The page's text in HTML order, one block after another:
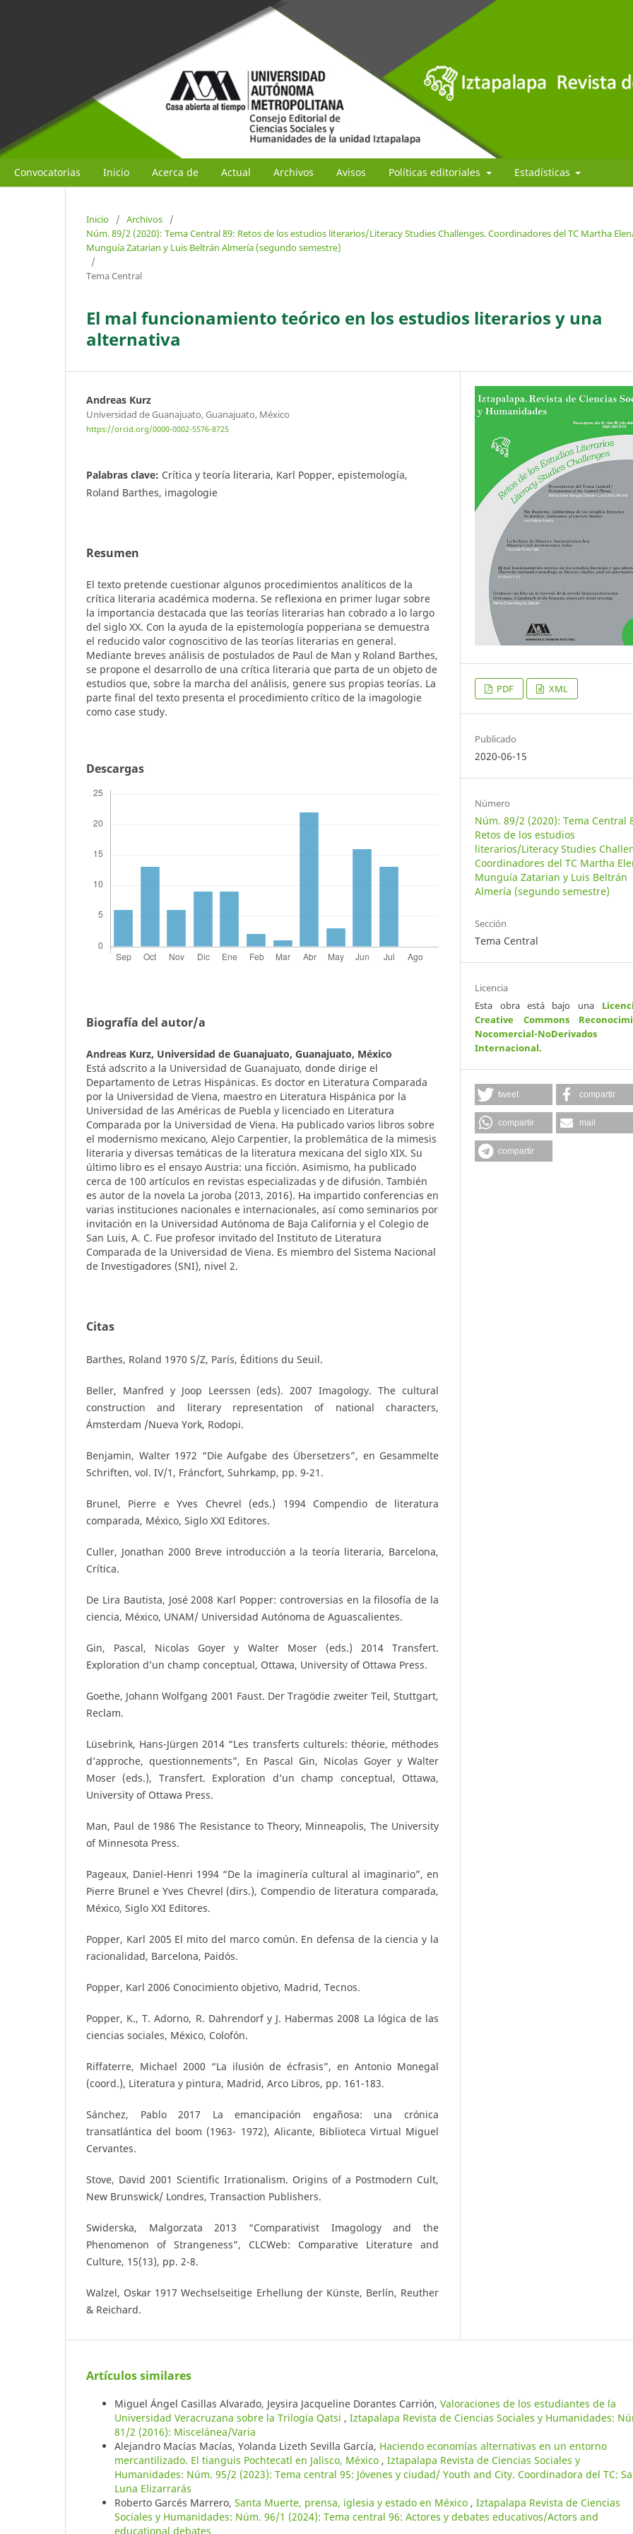
Convocatorias Inicio Acerca de Actual Archivos Avisos Políticas editoriales Estadísticas
Inicio / Archivos
/
Núm. 89/2 (2020): Tema Central 89: Retos de los estudios literarios/Literacy Studies Challenges. Coordinadores del TC Martha
Munguía Zatarian y Luis Beltrán Almería (segundo semestre)
/
Tema Central
El mal funcionamiento teórico en los estudios literarios y una
alternativa
Andreas Kurz
Universidad de Guanajuato, Guanajuato, México
https://orcid.org/0000-0002-5576-8725
Palabras clave: Crítica y teoría literaria, Karl Popper, epistemología,
Roland Barthes, imagologie
Resumen
El texto pretende cuestionar algunos procedimientos analíticos de la
crítica literaria académica moderna. Se reflexiona en primer lugar sobre
la importancia destacada que las teorías literarias han cobrado a lo largo
del siglo XX. Con la ayuda de la epistemología popperiana se demuestra
el reducido valor cognoscitivo de las teorías literarias en general.
Mediante breves análisis de postulados de Paul de Man y Roland Barthes,
se propone el desarrollo de una crítica literaria que parta de un objeto de
estudios que, sobre la marcha del análisis, genere sus propias teorías. La
parte final del texto presenta el procedimiento crítico de la imagologie
como case study.
Descargas
Biografía del autor/a
Andreas Kurz, Universidad de Guanajuato, Guanajuato, México
Está adscrito a la Universidad de Guanajuato, donde dirige el
Departamento de Letras Hispánicas. Es doctor en Literatura Comparada
por la Universidad de Viena, maestro en Literatura Hispánica por la
Universidad de las Américas de Puebla y licenciado en Literatura
Comparada por la Universidad de Viena. Ha publicado varios libros sobre
el modernismo mexicano, Alejo Carpentier, la problemática de la mimesis
literaria y diversas temáticas de la literatura mexicana del siglo XIX. Su
último libro es el ensayo Austria: una ficción. Asimismo, ha publicado
cerca de 100 artículos en revistas especializadas y de difusión. También
es autor de la novela La joroba (2013, 2016). Ha impartido conferencias en
varias instituciones nacionales e internacionales, así como seminarios por
invitación en la Universidad Autónoma de Baja California y el Colegio de
San Luis, A. C. Fue profesor invitado del Instituto de Literatura
Comparada de la Universidad de Viena. Es miembro del Sistema Nacional
de Investigadores (SNI), nivel 2.
Citas
Barthes, Roland 1970 S/Z, París, Éditions du Seuil.
Beller, Manfred y Joop Leerssen (eds). 2007 Imagology. The cultural
construction and literary representation of national characters,
Ámsterdam /Nueva York, Rodopi.
Benjamin, Walter 1972 “Die Aufgabe des Übersetzers”, en Gesammelte
Schriften, vol. IV/1, Fráncfort, Suhrkamp, pp. 9-21.
Brunel, Pierre e Yves Chevrel (eds.) 1994 Compendio de literatura
comparada, México, Siglo XXI Editores.
Culler, Jonathan 2000 Breve introducción a la teoría literaria, Barcelona,
Crítica.
De Lira Bautista, José 2008 Karl Popper: controversias en la filosofía de la
ciencia, México, UNAM/ Universidad Autónoma de Aguascalientes.
Gin, Pascal, Nicolas Goyer y Walter Moser (eds.) 2014 Transfert.
Exploration d’un champ conceptual, Ottawa, University of Ottawa Press.
Goethe, Johann Wolfgang 2001 Faust. Der Tragödie zweiter Teil, Stuttgart,
Reclam.
Lüsebrink, Hans-Jürgen 2014 “Les transferts culturels: théorie, méthodes
d’approche, questionnements”, En Pascal Gin, Nicolas Goyer y Walter
Moser (eds.), Transfert. Exploration d’un champ conceptual, Ottawa,
University of Ottawa Press.
Man, Paul de 1986 The Resistance to Theory, Minneapolis, The University
of Minnesota Press.
Pageaux, Daniel-Henri 1994 “De la imaginería cultural al imaginario”, en
Pierre Brunel e Yves Chevrel (dirs.), Compendio de literatura comparada,
México, Siglo XXI Editores.
Popper, Karl 2005 El mito del marco común. En defensa de la ciencia y la
racionalidad, Barcelona, Paidós.
Popper, Karl 2006 Conocimiento objetivo, Madrid, Tecnos.
Popper, K., T. Adorno, R. Dahrendorf y J. Habermas 2008 La lógica de las
ciencias sociales, México, Colofón.
Riffaterre, Michael 2000 “La ilusión de écfrasis”, en Antonio Monegal
(coord.), Literatura y pintura, Madrid, Arco Libros, pp. 161-183.
Sánchez, Pablo 2017 La emancipación engañosa: una crónica
transatlántica del boom (1963- 1972), Alicante, Biblioteca Virtual Miguel
Cervantes.
Stove, David 2001 Scientific Irrationalism. Origins of a Postmodern Cult,
New Brunswick/ Londres, Transaction Publishers.
Swiderska, Malgorzata 2013 “Comparativist Imagology and the
Phenomenon of Strangeness”, CLCWeb: Comparative Literature and
Culture, 15(13), pp. 2-8.
Walzel, Oskar 1917 Wechselseitige Erhellung der Künste, Berlín, Reuther
& Reichard.
PDF XML
Publicado
2020-06-15
Número
Núm. 89/2 (2020): Tema Central
Retos de los estudios
literarios/Literacy Studies
Coordinadores del TC Martha
Munguía Zatarian y Luis Beltrán
Almería (segundo semestre)
Sección
Tema Central
Licencia
Esta obra está bajo una
Creative Commons
Nocomercial-
Internacional.
tweet compartir
compartir mail
compartir
Artículos similares
Miguel Ángel Casillas Alvarado, Jeysira Jacqueline Dorantes Carrión, Valoraciones de los estudiantes de la
Universidad Veracruzana sobre la Trilogía Qatsi , Iztapalapa Revista de Ciencias Sociales y Humanidades:
81/2 (2016): Miscelánea/Varia
Alejandro Macías Macías, Yolanda Lizeth Sevilla García, Haciendo economías alternativas en un entorno
mercantilizado. El tianguis Pochtecatl en Jalisco, México , Iztapalapa Revista de Ciencias Sociales y
Humanidades: Núm. 95/2 (2023): Tema central 95: Jóvenes y ciudad/ Youth and City. Coordinadora del TC:
Luna Elizarrarás
Roberto Garcés Marrero, Santa Muerte, prensa, iglesia y estado en México , Iztapalapa Revista de Ciencias
Sociales y Humanidades: Núm. 96/1 (2024): Tema central 96: Actores y debates educativos/Actors and
educational debates